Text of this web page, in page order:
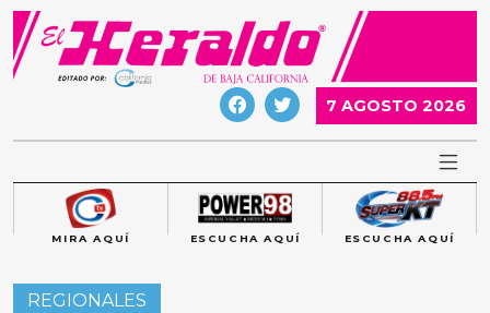
Skip
content
7 AGOSTO 2026
MIRA AQUÍ ESCUCHA AQUÍ ESCUCHA AQUÍ
REGIONALES